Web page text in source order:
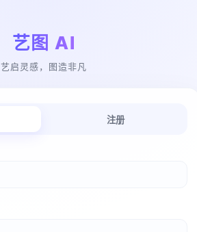
艺图 AI
艺启灵感，图造非凡
注册